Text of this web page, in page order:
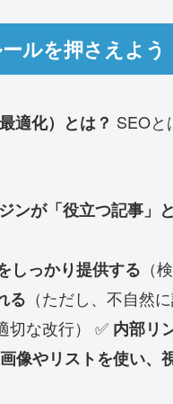
ルを押さえよう
適化）とは？ SEOと
ンが「役立つ記事」
しっかり提供する （
る （ただし、不自然
切な改行） ✅ 内部リ
画像やリストを使い、